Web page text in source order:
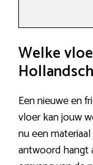
Welke
Een nieuwe en
vloer kan jouw
nu een
antwoord hangt